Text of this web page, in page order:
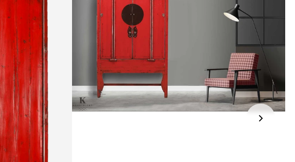
Het artikel wordt gratis bij u thuis geleverd. Wij streven ernaar uw
bestelling binnen
4 werkdagen
bij u thuis te bezorgen.
Het artikel wordt gratis bij u thuis geleverd. Mocht het niet passen en
u besluit het te retourneren, dan storten wij het aankoopbedrag zo
snel mogelijk terug, maar uiterlijkbinnen 14 dagen na herroeping.